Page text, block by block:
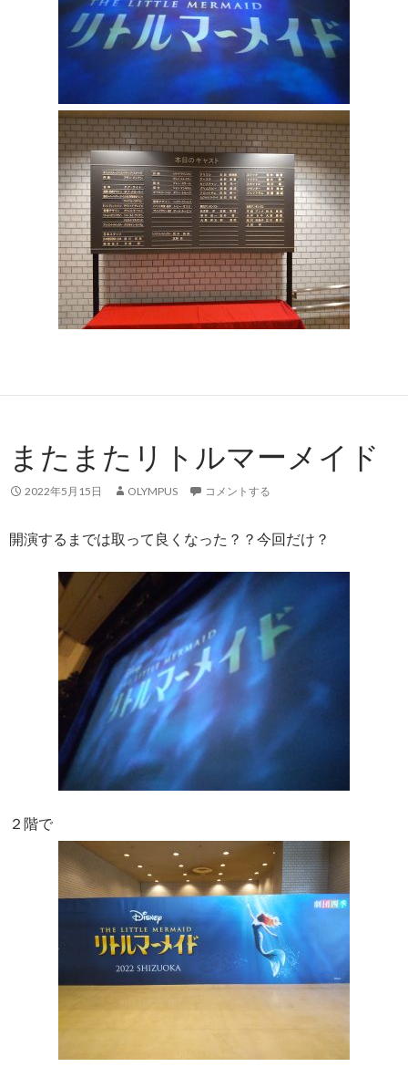
またまたリトルマーメイド
2022年5月15日 OLYMPUS コメントする
開演するまでは取って良くなった？？今回だけ？
２階で